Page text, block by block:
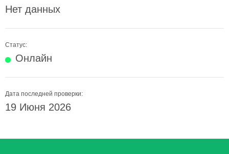
Нет данных
Статус:
Онлайн
Дата последней проверки:
19 Июня 2026